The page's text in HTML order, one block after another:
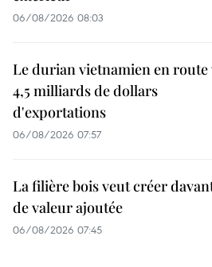
06/08/2026 08:03
Le durian vietnamien en route
4,5 milliards de dollars
d'exportations
06/08/2026 07:57
La filière bois veut créer
de valeur ajoutée
06/08/2026 07:45